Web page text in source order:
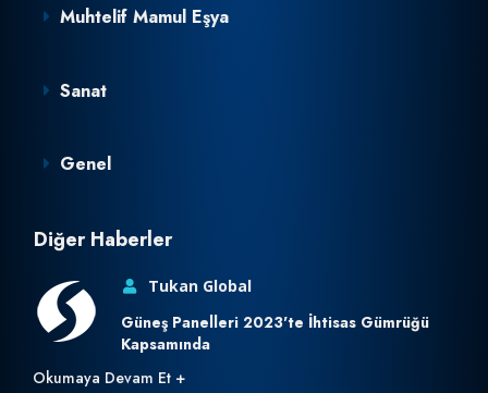
Muhtelif Mamul Eşya
Sanat
Genel
Diğer Haberler
Tukan Global
Güneş Panelleri 2023'te İhtisas Gümrüğü
Kapsamında
Okumaya Devam Et